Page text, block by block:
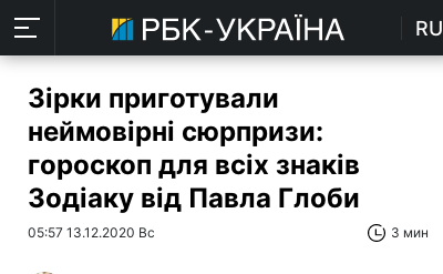
RU
Зірки приготували
неймовірні сюрпризи:
гороскоп для всіх знаків
Зодіаку від Павла Глоби
05:57 13.12.2020 Вс 3 мин